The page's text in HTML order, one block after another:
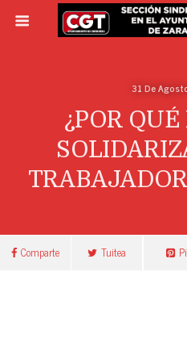
31 De
¿POR
Comparte Tuitea